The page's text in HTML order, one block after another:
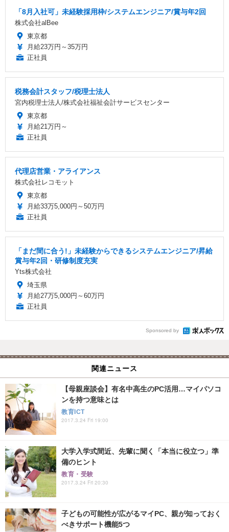
「8月入社可」未経験採用枠/システムエンジニア/賞与年2回
株式会社alBee
東京都
月給23万円～35万円
正社員
税務会計スタッフ/税理士法人
宮内税理士法人/株式会社福祉会計サービスセンター
東京都
月給21万円～
正社員
代理店営業・アライアンス
株式会社レコモット
東京都
月給33万5,000円～50万円
正社員
「まだ間に合う!」未経験からできるシステムエンジニア/昇給
賞与年2回・研修制度充実
Yts株式会社
埼玉県
月給27万5,000円～60万円
正社員
Sponsored by
関連ニュース
【母親座談会】有名中高生のPC活用…マイパソコ
ンを持つ意味とは
教育ICT
2017.3.24 Fri 19:00
大学入学式間近、先輩に聞く「本当に役立つ」準
備のヒント
教育・受験
2017.3.24 Fri 20:30
子どもの可能性が広がるマイPC、親が知っておく
べきサポート機能5つ